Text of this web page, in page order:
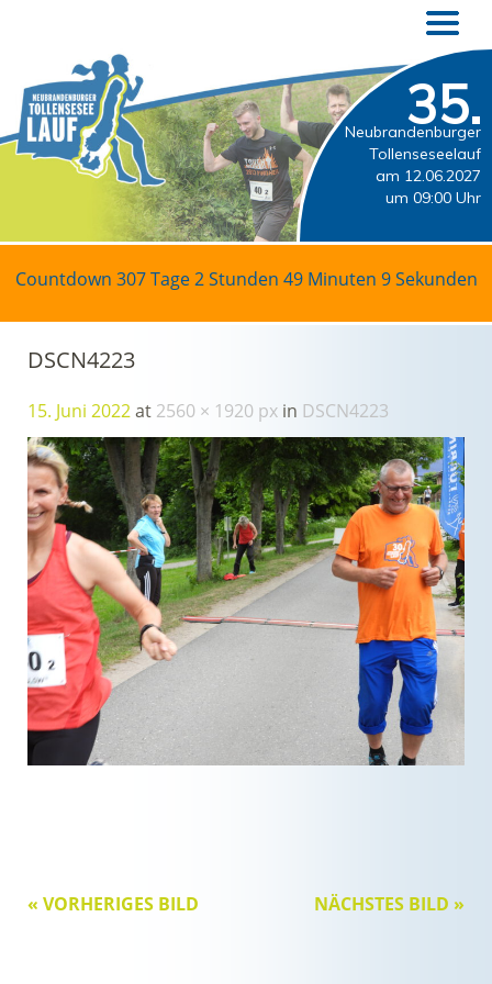
35.
Neubrandenburger
Tollenseseelauf
am 12.06.2027
um 09:00 Uhr
Countdown 307 Tage 2 Stunden 49 Minuten 9 Sekunden
DSCN4223
15. Juni 2022at 2560 × 1920 px in DSCN4223
« VORHERIGES BILD NÄCHSTES BILD »